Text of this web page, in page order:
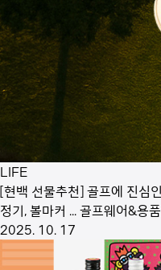
LIFE
[현백 선물추천] 골프에 진심
정기, 볼마커 ... 골프웨어&용
2025. 10. 17